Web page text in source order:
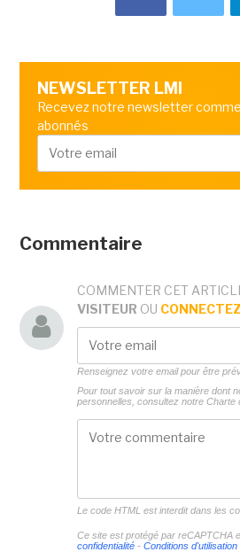
NEWSLETTER LMI
Recevez notre newsletter
abonnés
Commentaire
COMMENTER CET
VISITEUR OU
Renseignez votre email pour être
Pour tout savoir sur la manière dont
personnelles, consultez notre Charte
Le code HTML est interdit dans les
Ce site est protégé par reCAPTCHA
confidentialité- Conditions d'utilisation